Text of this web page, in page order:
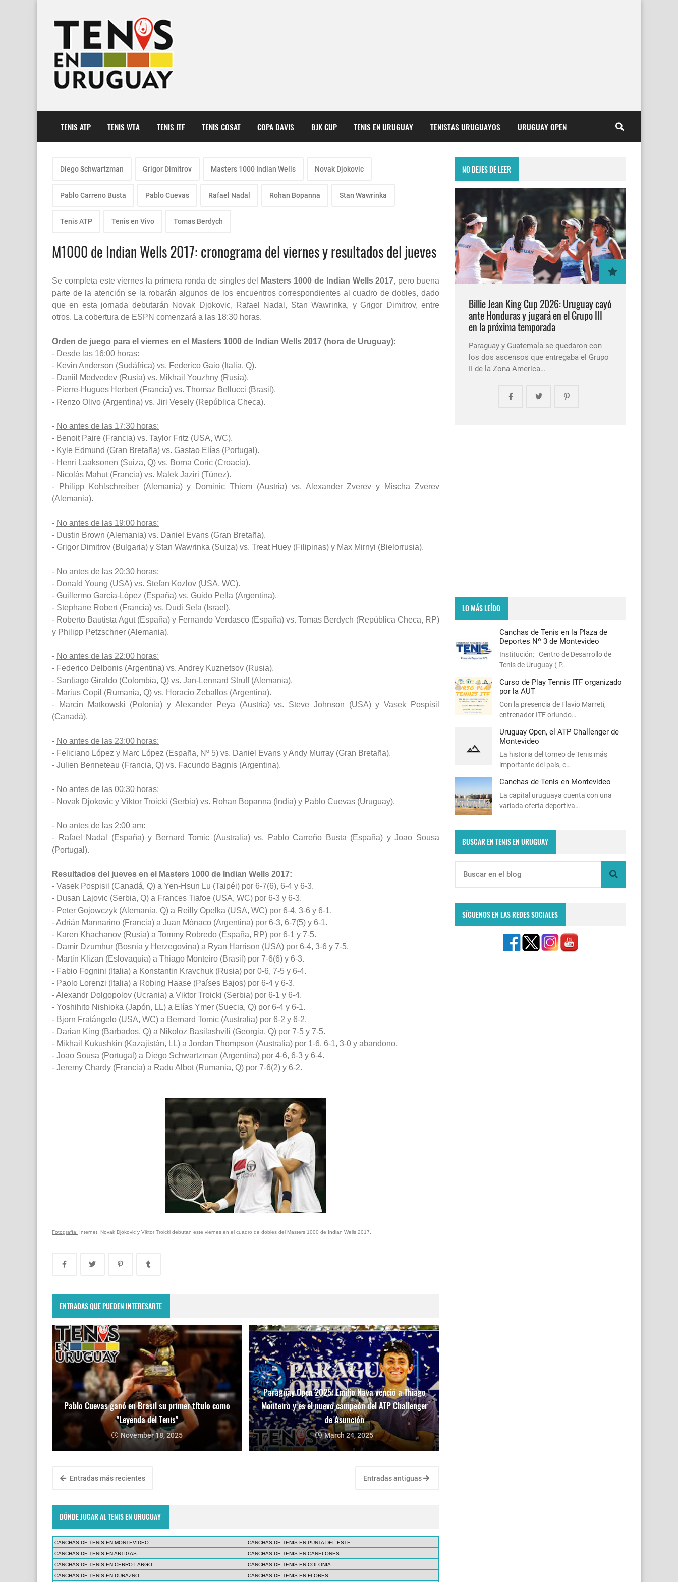
TENIS ATP TENIS WTA TENIS ITF TENIS COSAT COPA DAVIS BJK CUP TENIS EN URUGUAY TENISTAS URUGUAYOS URUGUAY OPEN
Diego Schwartzman Grigor Dimitrov Masters 1000 Indian Wells Novak Djokovic
Pablo Carreno Busta Pablo Cuevas Rafael Nadal Rohan Bopanna Stan Wawrinka
Tenis ATP Tenis en Vivo Tomas Berdych
M1000 de Indian Wells 2017: cronograma del viernes y resultados del jueves
Se completa este viernes la primera ronda de singles del Masters 1000 de Indian Wells 2017, pero buena
parte de la atención se la robarán algunos de los encuentros correspondientes al cuadro de dobles, dado
que en esta jornada debutarán Novak Djokovic, Rafael Nadal, Stan Wawrinka, y Grigor Dimitrov, entre
otros. La cobertura de ESPN comenzará a las 18:30 horas.
Orden de juego para el viernes en el Masters 1000 de Indian Wells 2017 (hora de Uruguay):
- Desde las 16:00 horas:
- Kevin Anderson (Sudáfrica) vs. Federico Gaio (Italia, Q).
- Daniil Medvedev (Rusia) vs. Mikhail Youzhny (Rusia).
- Pierre-Hugues Herbert (Francia) vs. Thomaz Bellucci (Brasil).
- Renzo Olivo (Argentina) vs. Jiri Vesely (República Checa).
- No antes de las 17:30 horas:
- Benoit Paire (Francia) vs. Taylor Fritz (USA, WC).
- Kyle Edmund (Gran Bretaña) vs. Gastao Elías (Portugal).
- Henri Laaksonen (Suiza, Q) vs. Borna Coric (Croacia).
- Nicolás Mahut (Francia) vs. Malek Jaziri (Túnez).
- Philipp Kohlschreiber (Alemania) y Dominic Thiem (Austria) vs. Alexander Zverev y Mischa Zverev
(Alemania).
- No antes de las 19:00 horas:
- Dustin Brown (Alemania) vs. Daniel Evans (Gran Bretaña).
- Grigor Dimitrov (Bulgaria) y Stan Wawrinka (Suiza) vs. Treat Huey (Filipinas) y Max Mirnyi (Bielorrusia).
- No antes de las 20:30 horas:
- Donald Young (USA) vs. Stefan Kozlov (USA, WC).
- Guillermo García-López (España) vs. Guido Pella (Argentina).
- Stephane Robert (Francia) vs. Dudi Sela (Israel).
- Roberto Bautista Agut (España) y Fernando Verdasco (España) vs. Tomas Berdych (República Checa, RP)
y Philipp Petzschner (Alemania).
- No antes de las 22:00 horas:
- Federico Delbonis (Argentina) vs. Andrey Kuznetsov (Rusia).
- Santiago Giraldo (Colombia, Q) vs. Jan-Lennard Struff (Alemania).
- Marius Copil (Rumania, Q) vs. Horacio Zeballos (Argentina).
- Marcin Matkowski (Polonia) y Alexander Peya (Austria) vs. Steve Johnson (USA) y Vasek Pospisil
(Canadá).
- No antes de las 23:00 horas:
- Feliciano López y Marc López (España, Nº 5) vs. Daniel Evans y Andy Murray (Gran Bretaña).
- Julien Benneteau (Francia, Q) vs. Facundo Bagnis (Argentina).
- No antes de las 00:30 horas:
- Novak Djokovic y Viktor Troicki (Serbia) vs. Rohan Bopanna (India) y Pablo Cuevas (Uruguay).
- No antes de las 2:00 am:
- Rafael Nadal (España) y Bernard Tomic (Australia) vs. Pablo Carreño Busta (España) y Joao Sousa
(Portugal).
Resultados del jueves en el Masters 1000 de Indian Wells 2017:
- Vasek Pospisil (Canadá, Q) a Yen-Hsun Lu (Taipéi) por 6-7(6), 6-4 y 6-3.
- Dusan Lajovic (Serbia, Q) a Frances Tiafoe (USA, WC) por 6-3 y 6-3.
- Peter Gojowczyk (Alemania, Q) a Reilly Opelka (USA, WC) por 6-4, 3-6 y 6-1.
- Adrián Mannarino (Francia) a Juan Mónaco (Argentina) por 6-3, 6-7(5) y 6-1.
- Karen Khachanov (Rusia) a Tommy Robredo (España, RP) por 6-1 y 7-5.
- Damir Dzumhur (Bosnia y Herzegovina) a Ryan Harrison (USA) por 6-4, 3-6 y 7-5.
- Martin Klizan (Eslovaquia) a Thiago Monteiro (Brasil) por 7-6(6) y 6-3.
- Fabio Fognini (Italia) a Konstantin Kravchuk (Rusia) por 0-6, 7-5 y 6-4.
- Paolo Lorenzi (Italia) a Robing Haase (Países Bajos) por 6-4 y 6-3.
- Alexandr Dolgopolov (Ucrania) a Viktor Troicki (Serbia) por 6-1 y 6-4.
- Yoshihito Nishioka (Japón, LL) a Elías Ymer (Suecia, Q) por 6-4 y 6-1.
- Bjorn Fratángelo (USA, WC) a Bernard Tomic (Australia) por 6-2 y 6-2.
- Darian King (Barbados, Q) a Nikoloz Basilashvili (Georgia, Q) por 7-5 y 7-5.
- Mikhail Kukushkin (Kazajistán, LL) a Jordan Thompson (Australia) por 1-6, 6-1, 3-0 y abandono.
- Joao Sousa (Portugal) a Diego Schwartzman (Argentina) por 4-6, 6-3 y 6-4.
- Jeremy Chardy (Francia) a Radu Albot (Rumania, Q) por 7-6(2) y 6-2.
Fotografía: Internet. Novak Djokovic y Viktor Troicki debutan este viernes en el cuadro de dobles del Masters 1000 de Indian Wells 2017.
ENTRADAS QUE PUEDEN INTERESARTE
Pablo Cuevas ganó en Brasil su primer título como
"Leyenda del Tenis"
November 18, 2025
Paraguay Open 2025: Emilio Nava venció a Thiago
Monteiro y es el nuevo campeón del ATP Challenger
de Asunción
March 24, 2025
Entradas más recientes Entradas antiguas
DÓNDE JUGAR AL TENIS EN URUGUAY
CANCHAS DE TENIS EN MONTEVIDEO
CANCHAS DE TENIS EN PUNTA DEL ESTE
CANCHAS DE TENIS EN ARTIGAS
CANCHAS DE TENIS EN CANELONES
CANCHAS DE TENIS EN CERRO LARGO
CANCHAS DE TENIS EN COLONIA
CANCHAS DE TENIS EN DURAZNO
CANCHAS DE TENIS EN FLORES
NO DEJES DE LEER
Billie Jean King Cup 2026: Uruguay cayó
ante Honduras y jugará en el Grupo III
en la próxima temporada
Paraguay y Guatemala se quedaron con
los dos ascensos que entregaba el Grupo
II de la Zona America…
LO MÁS LEÍDO
Canchas de Tenis en la Plaza de
Deportes Nº 3 de Montevideo
Institución: Centro de Desarrollo de
Tenis de Uruguay ( P…
Curso de Play Tennis ITF organizado
por la AUT
Con la presencia de Flavio Marreti,
entrenador ITF oriundo…
Uruguay Open, el ATP Challenger de
Montevideo
La historia del torneo de Tenis más
importante del país, c…
Canchas de Tenis en Montevideo
La capital uruguaya cuenta con una
variada oferta deportiva…
BUSCAR EN TENIS EN URUGUAY
SÍGUENOS EN LAS REDES SOCIALES